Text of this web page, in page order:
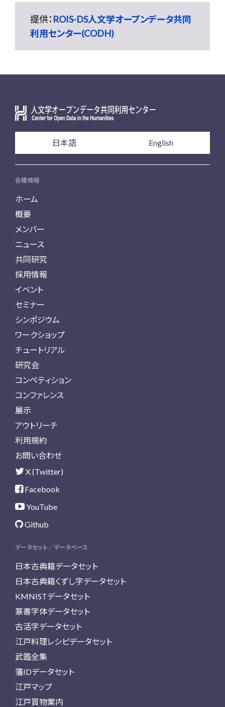
提供： ROIS-DS人文学オープンデータ共同
利用センター(CODH)
日本語 English
各種情報
ホーム
概要
メンバー
ニュース
共同研究
採用情報
イベント
セミナー
シンポジウム
ワークショップ
チュートリアル
研究会
コンペティション
コンファレンス
展示
アウトリーチ
利用規約
お問い合わせ
X (Twitter)
Facebook
YouTube
Github
データセット／データベース
日本古典籍データセット
日本古典籍くずし字データセット
KMNISTデータセット
篆書字体データセット
古活字データセット
江戸料理レシピデータセット
武鑑全集
藩IDデータセット
江戸マップ
江戸買物案内